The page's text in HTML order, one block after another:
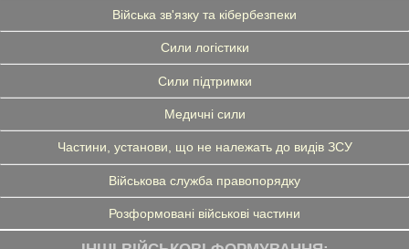
Війська зв'язку та кібербезпеки
Сили логістики
Сили підтримки
Медичні сили
Частини, установи, що не належать до видів ЗСУ
Військова служба правопорядку
Розформовані військові частини